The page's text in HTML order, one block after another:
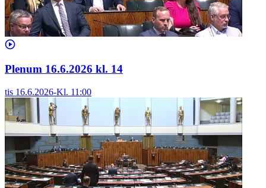
Plenum 16.6.2026 kl. 14
tis 16.6.2026-Kl. 11:00